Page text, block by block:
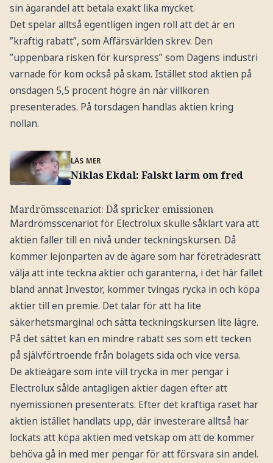
sin ägarandel att betala exakt lika mycket.
Det spelar alltså egentligen ingen roll att det är en
”kraftig rabatt”, som Affärsvärlden skrev. Den
”uppenbara risken för kurspress” som Dagens industri
varnade för kom också på skam. Istället stod aktien på
onsdagen 5,5 procent högre än när villkoren
presenterades. På torsdagen handlas aktien kring
nollan.
LÄS MER
Niklas Ekdal: Falskt larm om fred
Mardrömsscenariot: Då spricker emissionen
Mardrömsscenariot för Electrolux skulle såklart vara att
aktien faller till en nivå under teckningskursen. Då
kommer lejonparten av de ägare som har företrädesrätt
välja att inte teckna aktier och garanterna, i det här fallet
bland annat Investor, kommer tvingas rycka in och köpa
aktier till en premie. Det talar för att ha lite
säkerhetsmarginal och sätta teckningskursen lite lägre.
På det sättet kan en mindre rabatt ses som ett tecken
på självförtroende från bolagets sida och vice versa.
De aktieägare som inte vill trycka in mer pengar i
Electrolux sålde antagligen aktier dagen efter att
nyemissionen presenterats. Efter det kraftiga raset har
aktien istället handlats upp, där investerare alltså har
lockats att köpa aktien med vetskap om att de kommer
behöva gå in med mer pengar för att försvara sin andel.